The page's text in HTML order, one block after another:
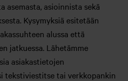
asemasta, asioinnista sekä
Kysymyksiä esitetään
alussa että
jatkuessa. Lähetämme
asiakastietojen
tekstiviestitse tai verkkopankin